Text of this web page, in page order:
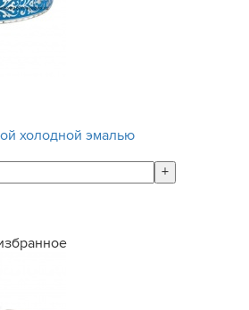
холодной эмалью
+